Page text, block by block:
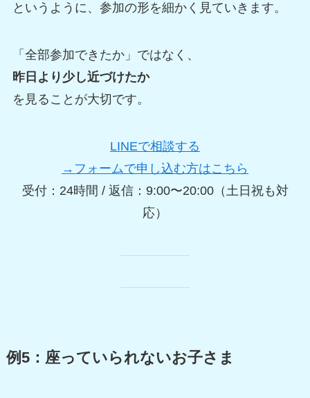
というように、参加の形を細かく見ていきます。
「全部参加できたか」ではなく、
昨日より少し近づけたか
を見ることが大切です。
LINEで相談する
→フォームで申し込む方はこちら
受付：24時間 / 返信：9:00〜20:00（土日祝も対
応）
例5：座っていられないお子さま